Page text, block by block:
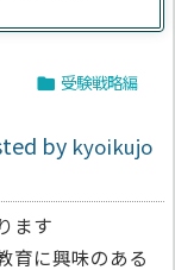
 受験戦略編
by kyoikujo
ます
育に興味のある